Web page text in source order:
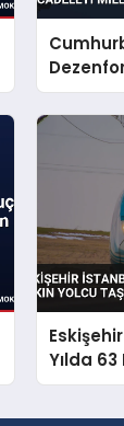
Sorunu
Yılda
Taşıdı